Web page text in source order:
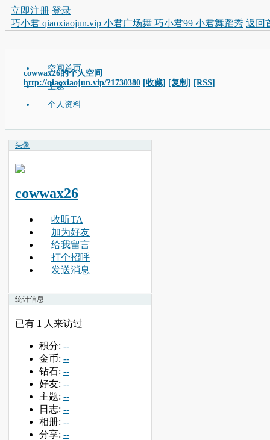
立即注册 登录
巧小君 qiaoxiaojun.vip 小君广场舞 巧小君99 小君舞蹈秀 返回
cowwax26的个人空间
http://qiaoxiaojun.vip/?1730380 [收藏] [复制] [RSS]
空间首页
主题
个人资料
头像
cowwax26
收听TA
加为好友
给我留言
打个招呼
发送消息
统计信息
已有 1 人来访过
积分: --
金币: --
钻石: --
好友: --
主题: --
日志: --
相册: --
分享: --